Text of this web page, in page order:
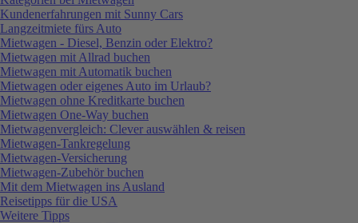
Kundenerfahrungen mit Sunny Cars
Langzeitmiete fürs Auto
Mietwagen - Diesel, Benzin oder Elektro?
Mietwagen mit Allrad buchen
Mietwagen mit Automatik buchen
Mietwagen oder eigenes Auto im Urlaub?
Mietwagen ohne Kreditkarte buchen
Mietwagen One-Way buchen
Mietwagenvergleich: Clever auswählen & reisen
Mietwagen-Tankregelung
Mietwagen-Versicherung
Mietwagen-Zubehör buchen
Mit dem Mietwagen ins Ausland
Reisetipps für die USA
Weitere Tipps